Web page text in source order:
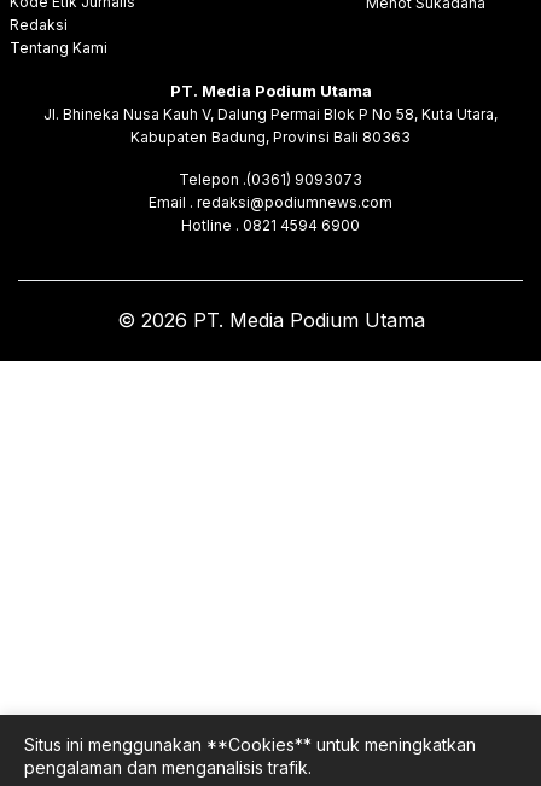
Redaksi
Tentang Kami
PT. Media Podium Utama
Jl. Bhineka Nusa Kauh V, Dalung Permai Blok P No 58, Kuta Utara,
Kabupaten Badung, Provinsi Bali 80363
Telepon .(0361) 9093073
Email . redaksi@podiumnews.com
Hotline . 0821 4594 6900
© 2026 PT. Media Podium Utama
Situs ini menggunakan **Cookies** untuk meningkatkan
pengalaman dan menganalisis trafik.